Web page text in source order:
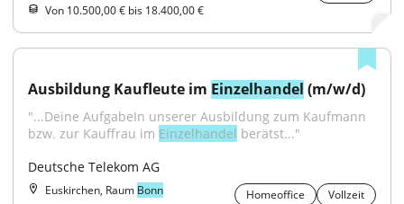
Von 10.500,00 € bis 18.400,00 €
Ausbildung Kaufleute im Einzelhandel (m/w/d)
"...Deine AufgabeIn unserer Ausbildung zum Kaufmann
bzw. zur Kauffrau im Einzelhandel berätst..."
Deutsche Telekom AG
Euskirchen, Raum Bonn Homeoffice
Vollzeit